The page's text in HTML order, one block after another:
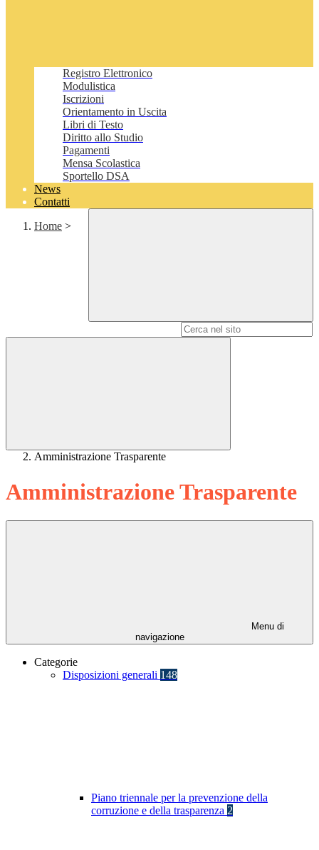
Registro Elettronico
Modulistica
Iscrizioni
Orientamento in Uscita
Libri di Testo
Diritto allo Studio
Pagamenti
Mensa Scolastica
Sportello DSA
News
Contatti
Home >
Amministrazione Trasparente
Amministrazione Trasparente
Menu di
navigazione
Categorie
Disposizioni generali 148
Piano triennale per la prevenzione della
corruzione e della trasparenza 2